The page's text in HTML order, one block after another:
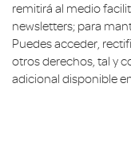
remitirá al medio
newsletters; para
Puedes acceder,
otros derechos, tal y
adicional disponible